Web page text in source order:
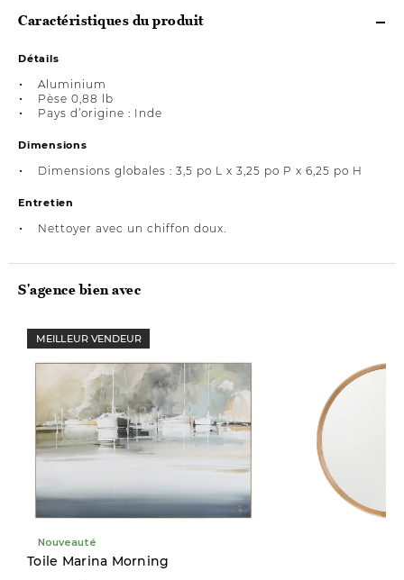
Caractéristiques du produit
Détails
Aluminium
Pèse 0,88 lb
Pays d’origine : Inde
Dimensions
Dimensions globales : 3,5 po L x 3,25 po P x 6,25 po H
Entretien
Nettoyer avec un chiffon doux.
S'agence bien avec
MEILLEUR VENDEUR
Nouveauté
Toile Marina Morning